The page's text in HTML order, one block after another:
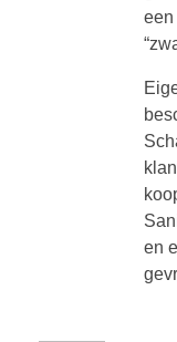
een
en